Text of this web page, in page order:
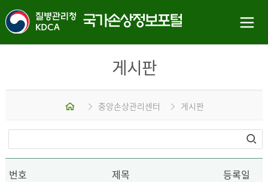
게시판
중앙손상관리센터 게시판
번호 제목 등록일